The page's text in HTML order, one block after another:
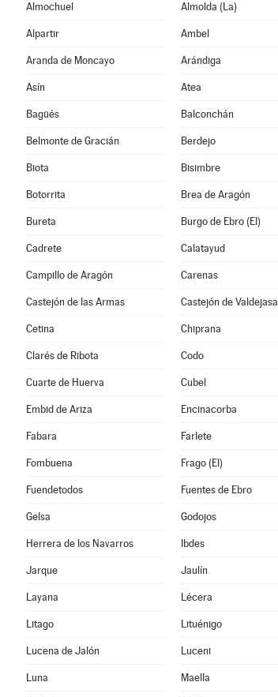
Almochuel Almolda (La)
Alpartir Ambel
Aranda de Moncayo Arándiga
Asín Atea
Bagüés Balconchán
Belmonte de Gracián Berdejo
Biota Bisimbre
Botorrita Brea de Aragón
Bureta Burgo de Ebro (El)
Cadrete Calatayud
Campillo de Aragón Carenas
Castejón de las Armas Castejón de Valdejasa
Cetina Chiprana
Clarés de Ribota Codo
Cuarte de Huerva Cubel
Embid de Ariza Encinacorba
Fabara Farlete
Fombuena Frago (El)
Fuendetodos Fuentes de Ebro
Gelsa Godojos
Herrera de los Navarros Ibdes
Jarque Jaulín
Layana Lécera
Litago Lituénigo
Lucena de Jalón Luceni
Luna Maella